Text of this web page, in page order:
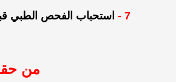
7 - استحباب الفحص الطبي
من